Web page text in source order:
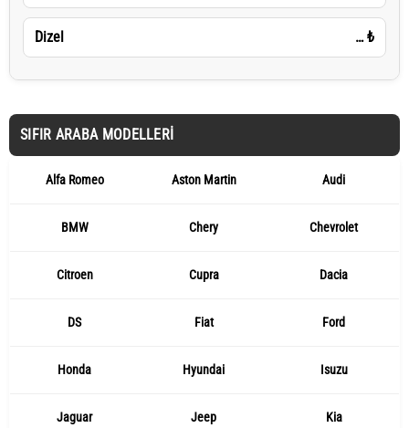
Dizel … ₺
SIFIR ARABA MODELLERI
Alfa Romeo Aston Martin Audi
BMW Chery Chevrolet
Citroen Cupra Dacia
DS Fiat Ford
Honda Hyundai Isuzu
Jaguar Jeep Kia